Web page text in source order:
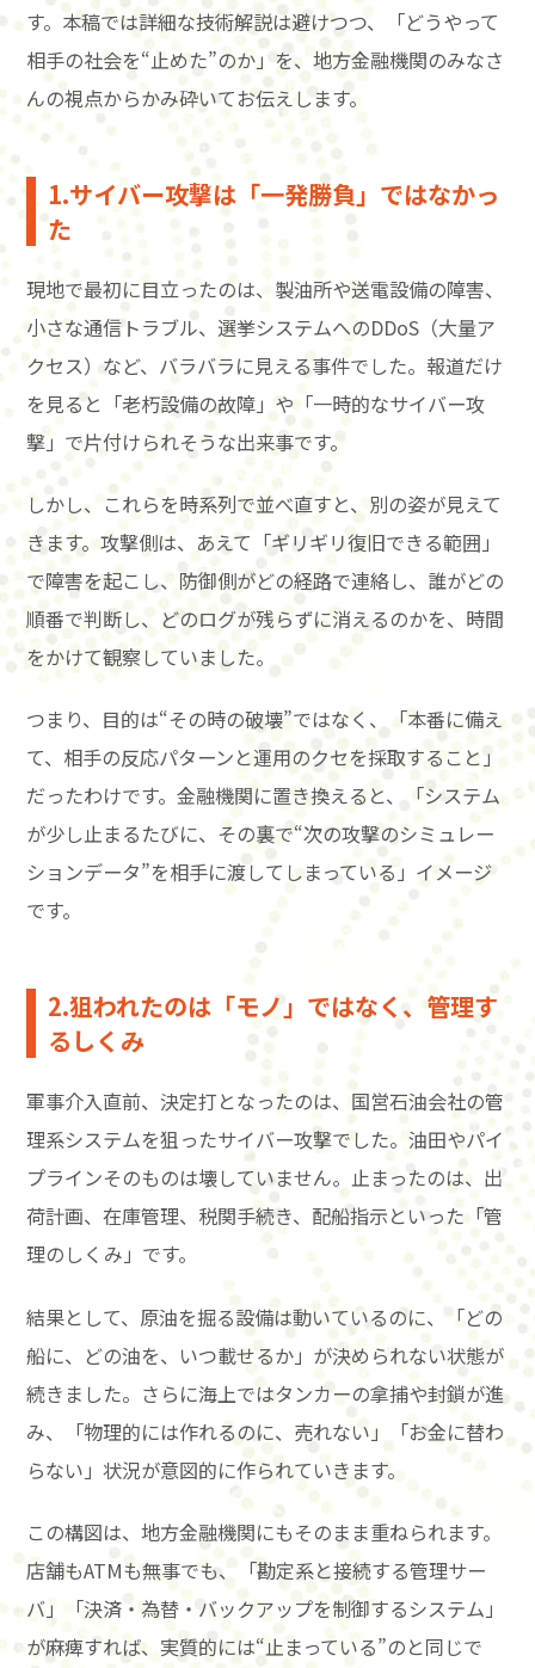
す。本稿では詳細な技術解説は避けつつ、「どうやって
相手の社会を“止めた”のか」を、地方金融機関のみなさ
んの視点からかみ砕いてお伝えします。
1.サイバー攻撃は「一発勝負」ではなかっ
た
現地で最初に目立ったのは、製油所や送電設備の障害、
小さな通信トラブル、選挙システムへのDDoS（大量ア
クセス）など、バラバラに見える事件でした。報道だけ
を見ると「老朽設備の故障」や「一時的なサイバー攻
撃」で片付けられそうな出来事です。
しかし、これらを時系列で並べ直すと、別の姿が見えて
きます。攻撃側は、あえて「ギリギリ復旧できる範囲」
で障害を起こし、防御側がどの経路で連絡し、誰がどの
順番で判断し、どのログが残らずに消えるのかを、時間
をかけて観察していました。
つまり、目的は“その時の破壊”ではなく、「本番に備え
て、相手の反応パターンと運用のクセを採取すること」
だったわけです。金融機関に置き換えると、「システム
が少し止まるたびに、その裏で“次の攻撃のシミュレー
ションデータ”を相手に渡してしまっている」イメージ
です。
2.狙われたのは「モノ」ではなく、管理す
るしくみ
軍事介入直前、決定打となったのは、国営石油会社の管
理系システムを狙ったサイバー攻撃でした。油田やパイ
プラインそのものは壊していません。止まったのは、出
荷計画、在庫管理、税関手続き、配船指示といった「管
理のしくみ」です。
結果として、原油を掘る設備は動いているのに、「どの
船に、どの油を、いつ載せるか」が決められない状態が
続きました。さらに海上ではタンカーの拿捕や封鎖が進
み、「物理的には作れるのに、売れない」「お金に替わ
らない」状況が意図的に作られていきます。
この構図は、地方金融機関にもそのまま重ねられます。
店舗もATMも無事でも、「勘定系と接続する管理サー
バ」「決済・為替・バックアップを制御するシステム」
が麻痺すれば、実質的には“止まっている”のと同じで